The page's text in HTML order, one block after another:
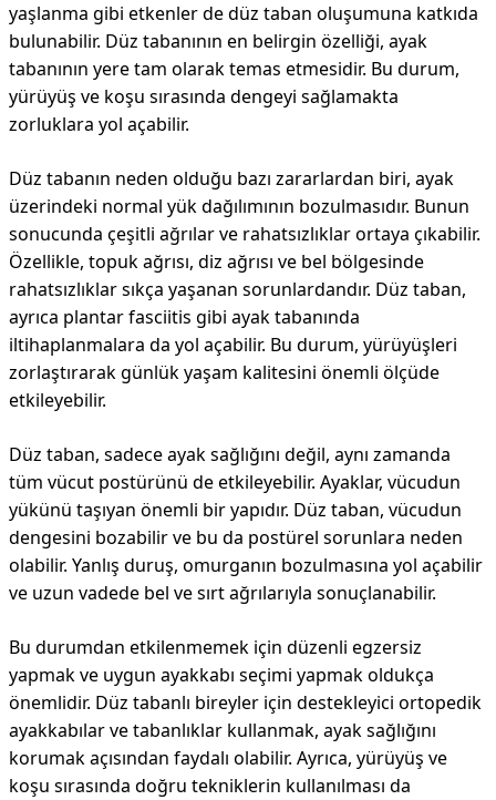
yaşlanma gibi etkenler de düz taban oluşumuna katkıda
bulunabilir. Düz tabanının en belirgin özelliği, ayak
tabanının yere tam olarak temas etmesidir. Bu durum,
yürüyüş ve koşu sırasında dengeyi sağlamakta
zorluklara yol açabilir.
Düz tabanın neden olduğu bazı zararlardan biri, ayak
üzerindeki normal yük dağılımının bozulmasıdır. Bunun
sonucunda çeşitli ağrılar ve rahatsızlıklar ortaya çıkabilir.
Özellikle, topuk ağrısı, diz ağrısı ve bel bölgesinde
rahatsızlıklar sıkça yaşanan sorunlardandır. Düz taban,
ayrıca plantar fasciitis gibi ayak tabanında
iltihaplanmalara da yol açabilir. Bu durum, yürüyüşleri
zorlaştırarak günlük yaşam kalitesini önemli ölçüde
etkileyebilir.
Düz taban, sadece ayak sağlığını değil, aynı zamanda
tüm vücut postürünü de etkileyebilir. Ayaklar, vücudun
yükünü taşıyan önemli bir yapıdır. Düz taban, vücudun
dengesini bozabilir ve bu da postürel sorunlara neden
olabilir. Yanlış duruş, omurganın bozulmasına yol açabilir
ve uzun vadede bel ve sırt ağrılarıyla sonuçlanabilir.
Bu durumdan etkilenmemek için düzenli egzersiz
yapmak ve uygun ayakkabı seçimi yapmak oldukça
önemlidir. Düz tabanlı bireyler için destekleyici ortopedik
ayakkabılar ve tabanlıklar kullanmak, ayak sağlığını
korumak açısından faydalı olabilir. Ayrıca, yürüyüş ve
koşu sırasında doğru tekniklerin kullanılması da